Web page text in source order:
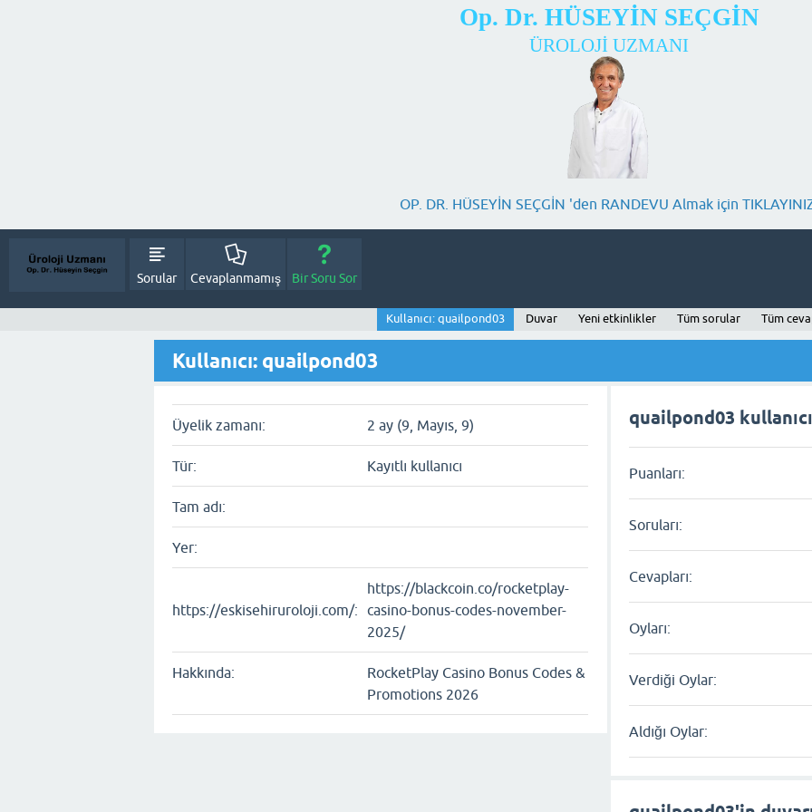
Op. Dr. HÜSEYİN SEÇGİN
ÜROLOJİ UZMANI
OP. DR. HÜSEYİN SEÇGİN 'den RANDEVU Almak için
Sorular Cevaplanmamış Bir Soru Sor
Kullanıcı: quailpond03 Duvar Yeni etkinlikler Tüm sorular Tüm
Kullanıcı: quailpond03
Üyelik zamanı: 2 ay (9, Mayıs, 9)
Tür: Kayıtlı kullanıcı
Tam adı:
Yer:
https://eskisehiruroloji.com/:
https://blackcoin.co/rocketplay-
casino-bonus-codes-november-
2025/
Hakkında:
RocketPlay Casino Bonus Codes &
Promotions 2026
quailpond03
Puanları:
Soruları:
Cevapları:
Oyları:
Verdiği Oylar:
Aldığı Oylar: